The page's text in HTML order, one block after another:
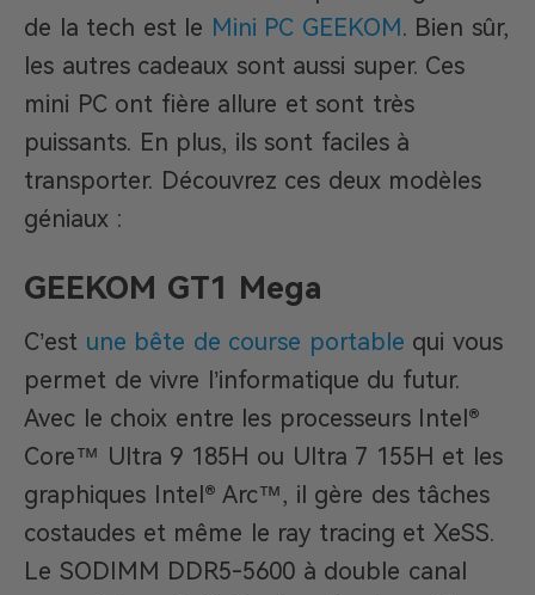
de la tech est le Mini PC GEEKOM. Bien sûr,
les autres cadeaux sont aussi super. Ces
mini PC ont fière allure et sont très
puissants. En plus, ils sont faciles à
transporter. Découvrez ces deux modèles
géniaux :
GEEKOM GT1 Mega
C’est une bête de course portable qui vous
permet de vivre l’informatique du futur.
Avec le choix entre les processeurs Intel®
Core™ Ultra 9 185H ou Ultra 7 155H et les
graphiques Intel® Arc™, il gère des tâches
costaudes et même le ray tracing et XeSS.
Le SODIMM DDR5-5600 à double canal